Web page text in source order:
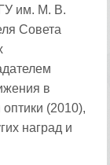
им. М. В.
Совета
в
(2010),
наград и